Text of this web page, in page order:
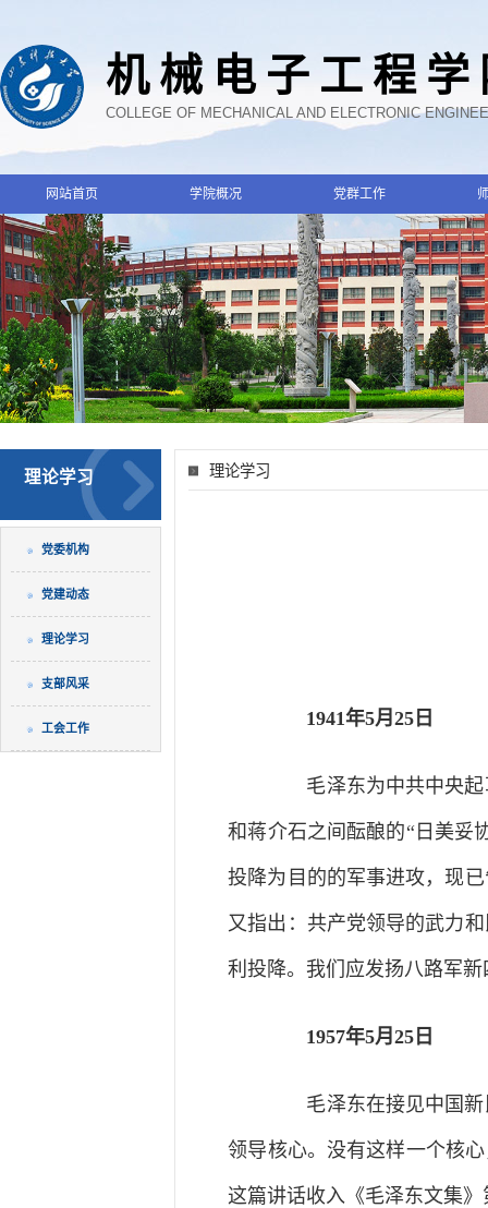
机械电子工程
COLLEGE OF MECHANICAL AND ELECTRONIC
网站首页 学院概况 党群工作
理论学习
党委机构
党建动态
理论学习
支部风采
工会工作
理论学习
1941年5月25日
毛泽东为中共中央起
和蒋介石之间酝酿的“日美妥
投降为目的的军事进攻，现
又指出：共产党领导的武力
利投降。我们应发扬八路军
1957年5月25日
毛泽东在接见中国新
领导核心。没有这样一个核
这篇讲话收入《毛泽东文集